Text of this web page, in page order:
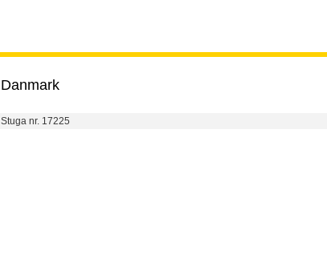
Danmark
Stuga nr. 17225